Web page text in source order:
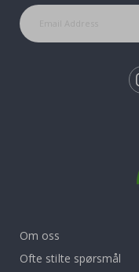
Om oss
Ofte stilte spørsmål